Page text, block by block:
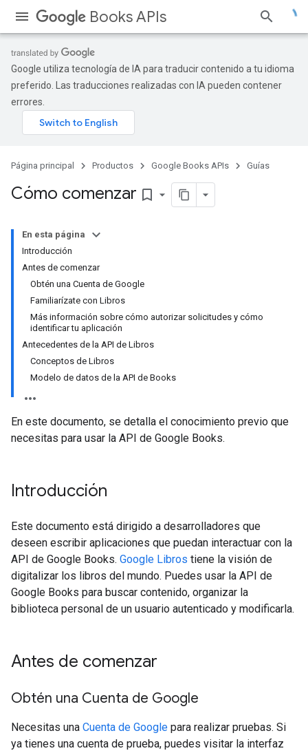
Books APIs
Google utiliza tecnología de IA para traducir contenido a tu idioma
preferido. Las traducciones realizadas con IA pueden contener
errores.
Página principal Productos Google Books APIs Guías
Cómo comenzar bookmark_border
En esta página
Introducción
Antes de comenzar
Obtén una Cuenta de Google
Familiarízate con Libros
Más información sobre cómo autorizar solicitudes y cómo
identificar tu aplicación
Antecedentes de la API de Libros
Conceptos de Libros
Modelo de datos de la API de Books
En este documento, se detalla el conocimiento previo que
necesitas para usar la API de Google Books.
Introducción
Este documento está dirigido a desarrolladores que
deseen escribir aplicaciones que puedan interactuar con la
API de Google Books. Google Libros tiene la visión de
digitalizar los libros del mundo. Puedes usar la API de
Google Books para buscar contenido, organizar la
biblioteca personal de un usuario autenticado y modificarla.
Antes de comenzar
Obtén una Cuenta de Google
Necesitas una Cuenta de Google para realizar pruebas. Si
ya tienes una cuenta de prueba, puedes visitar la interfaz